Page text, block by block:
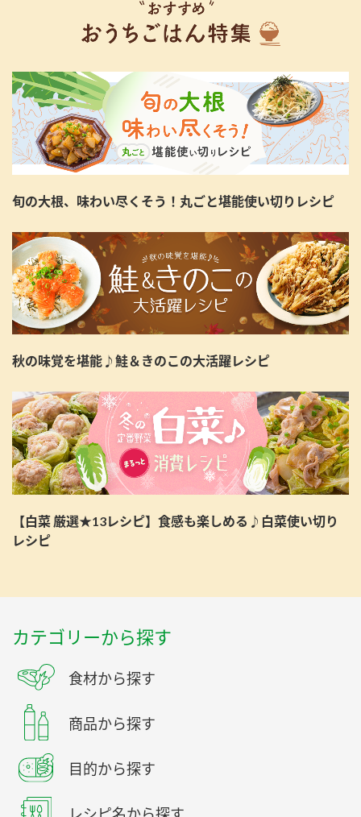
旬の大根、味わい尽くそう！丸ごと堪能使い切りレシピ
秋の味覚を堪能♪鮭＆きのこの大活躍レシピ
【白菜 厳選★13レシピ】食感も楽しめる♪白菜使い切り
レシピ
カテゴリーから探す
食材から探す
商品から探す
目的から探す